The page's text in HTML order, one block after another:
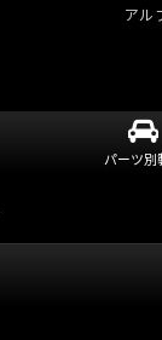
アル
パーツ別